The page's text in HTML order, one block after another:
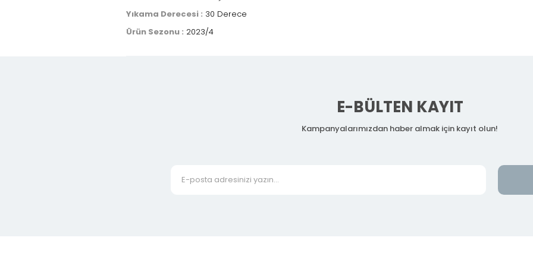
Yıkama Derecesi : 30 Derece
Ürün Sezonu : 2023/4
E-BÜLTEN KAYIT
Kampanyalarımızdan haber almak için kayıt olun!